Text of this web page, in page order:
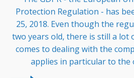
Protection Regulation - has
25, 2018. Even though the
two years old, there is still a lot
comes to dealing with the
applies in particular to the